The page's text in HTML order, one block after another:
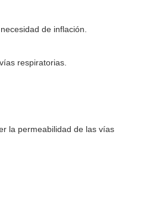
de inflación.
respiratorias.
la permeabilidad de las vías